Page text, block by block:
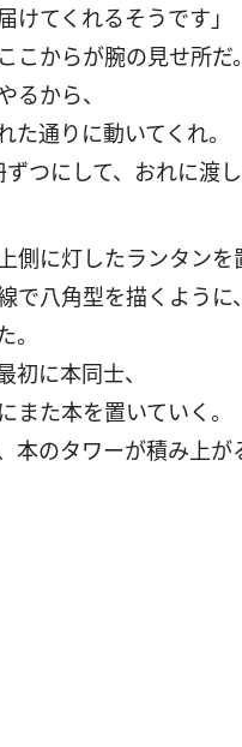
けてくれるそうです」
こからが腕の見せ所だ。
るから、
た通りに動いてくれ。
つにして、おれに渡し
側に灯したランタンを
で八角型を描くように、
。
初に本同士、
また本を置いていく。
本のタワーが積み上が